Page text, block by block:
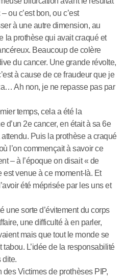
ou c’est bon, ou c’est
à une autre dimension, au
la prothèse qui avait craqué et
Beaucoup de colère
du cancer. Une grande révolte,
à cause de ce fraudeur que je
Ah non, je ne repasse pas par
temps, cela a été la
d’un 2e cancer, en était à sa 6e
Puis la prothèse a craqué
l’on commençait à savoir ce
– à l’époque on disait « de
est venue à ce moment-là. Et
été méprisée par les uns et
une sorte d’évitement du corps
une difficulté à en parler,
mais que tout le monde se
tabou. L’idée de la responsabilité
dite.
des Victimes de prothèses PIP,